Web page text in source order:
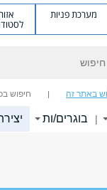
מערכת פניות
באתר זה חיפוש
| בוגרים/ות